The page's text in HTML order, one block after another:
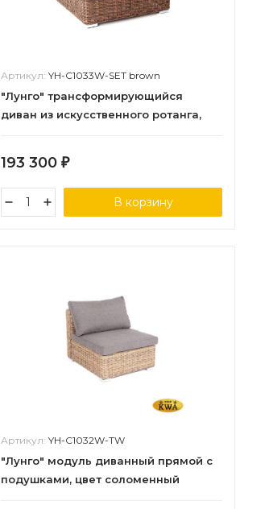
Артикул:YH-C1033W-SET brown
"Лунго" трансформирующийся
диван из искусственного ротанга,
193 300₽
В корзину
Артикул:YH-C1032W-TW
"Лунго" модуль диванный прямой с
подушками, цвет соломенный